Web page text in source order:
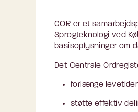
COR er et
Sprogteknologi ved
basisoplysninger om
Det Centrale
forlænge
støtte effektiv